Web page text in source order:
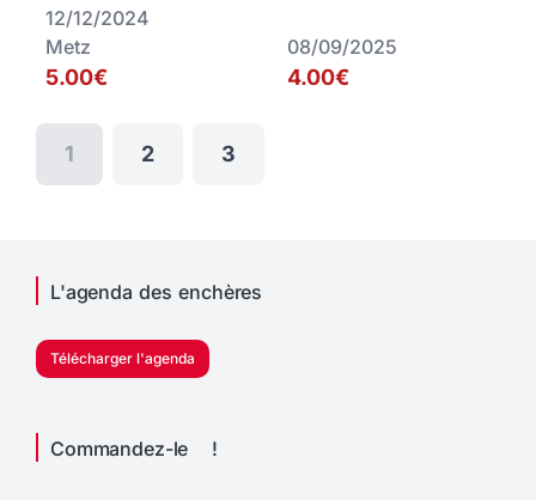
12/12/2024
Metz
5.00€
08/09/2025
4.00€
1 2 3
L'agenda des enchères
Télécharger l'agenda
Commandez-le !